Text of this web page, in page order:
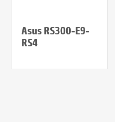
Asus RS300-E9-
RS4